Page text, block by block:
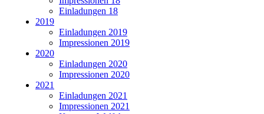
Einladungen 18
2019
Einladungen 2019
Impressionen 2019
2020
Einladungen 2020
Impressionen 2020
2021
Einladungen 2021
Impressionen 2021